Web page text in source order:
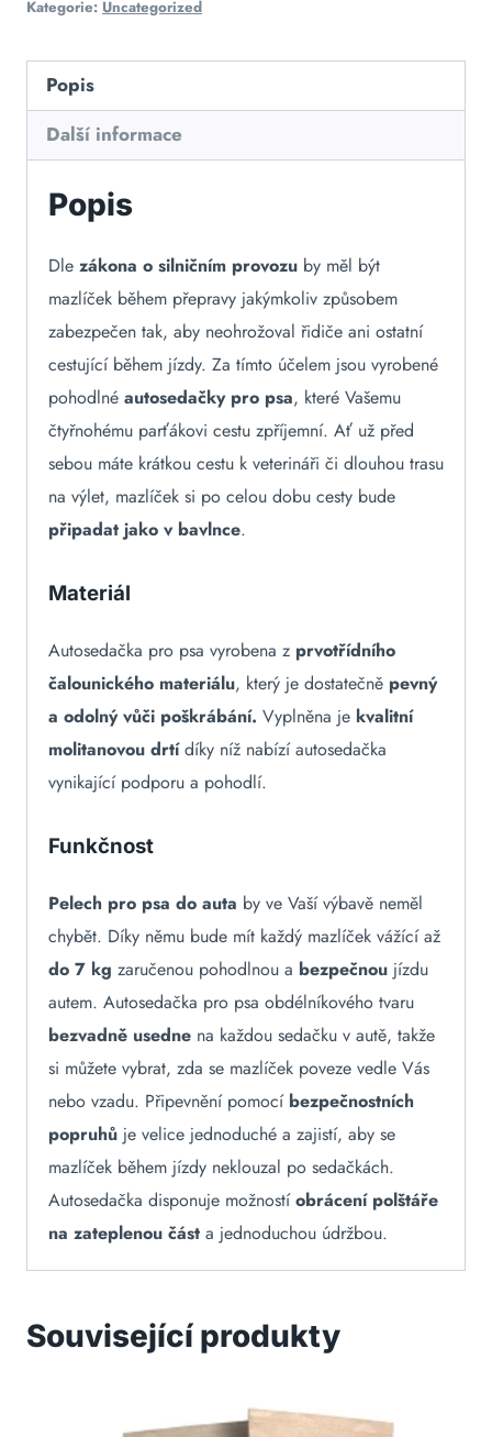
Kategorie: Uncategorized
Popis
Další informace
Popis
Dle zákona o silničním provozu by měl být
mazlíček během přepravy jakýmkoliv způsobem
zabezpečen tak, aby neohrožoval řidiče ani ostatní
cestující během jízdy. Za tímto účelem jsou vyrobené
pohodlné autosedačky pro psa, které Vašemu
čtyřnohému parťákovi cestu zpříjemní. Ať už před
sebou máte krátkou cestu k veterináři či dlouhou trasu
na výlet, mazlíček si po celou dobu cesty bude
připadat jako v bavlnce.
Materiál
Autosedačka pro psa vyrobena z prvotřídního
čalounického materiálu, který je dostatečně pevný
a odolný vůči poškrábání. Vyplněna je kvalitní
molitanovou drtídíky níž nabízí autosedačka
vynikající podporu a pohodlí.
Funkčnost
Pelech pro psa do auta by ve Vaší výbavě neměl
chybět. Díky němu bude mít každý mazlíček vážící až
do 7 kg zaručenou pohodlnou a bezpečnou jízdu
autem. Autosedačka pro psa obdélníkového tvaru
bezvadně usedne na každou sedačku v autě, takže
si můžete vybrat, zda se mazlíček poveze vedle Vás
nebo vzadu. Připevnění pomocí bezpečnostních
popruhů je velice jednoduché a zajistí, aby se
mazlíček během jízdy neklouzal po sedačkách.
Autosedačka disponuje možnostíobrácení polštáře
na zateplenou část a jednoduchou údržbou.
Související produkty